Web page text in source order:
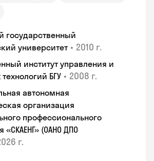
государственный
университет • 2010 г.
институт управления и
БГУ • 2008 г.
автономная
организация
профессионального
«СКАЕНГ» (ОАНО ДПО
г.